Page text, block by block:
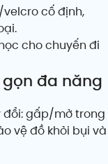
cố định,
cho chuyến đi
đa năng
đổi: gấp/mở trong
vệ đồ khỏi bụi và